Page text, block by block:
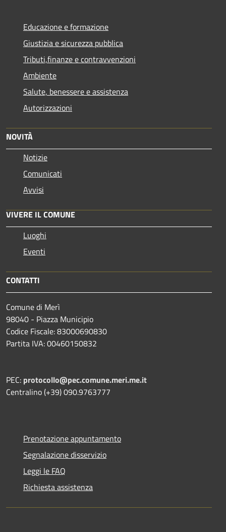
Educazione e formazione
Giustizia e sicurezza pubblica
Tributi,finanze e contravvenzioni
Ambiente
Salute, benessere e assistenza
Autorizzazioni
NOVITÀ
Notizie
Comunicati
Avvisi
VIVERE IL COMUNE
Luoghi
Eventi
CONTATTI
Comune di Merì
98040 - Piazza Municipio
Codice Fiscale: 83000690830
Partita IVA: 00460150832
PEC: protocollo@pec.comune.meri.me.it
Centralino (+39) 090.9763777
Prenotazione appuntamento
Segnalazione disservizio
Leggi le FAQ
Richiesta assistenza